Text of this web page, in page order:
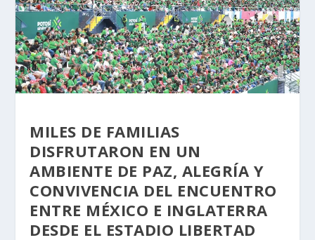
MILES DE FAMILIAS
DISFRUTARON EN UN
AMBIENTE DE PAZ, ALEGRÍA Y
CONVIVENCIA DEL ENCUENTRO
ENTRE MÉXICO E INGLATERRA
DESDE EL ESTADIO LIBERTAD